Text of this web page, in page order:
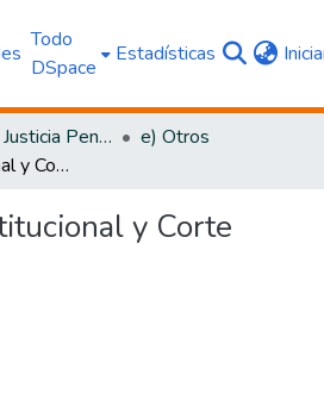
Todo
DSpace
Estadísticas
1. Reforma a la Justicia Penal
e) Otros
Tribunal Constitucional y Corte Suprema
y Corte